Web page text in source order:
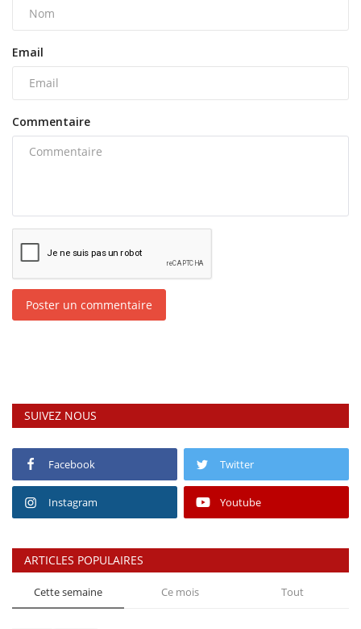
Email
Commentaire
Poster un commentaire
SUIVEZ NOUS
Facebook Twitter
Instagram Youtube
ARTICLES POPULAIRES
Cette semaine Ce mois Tout